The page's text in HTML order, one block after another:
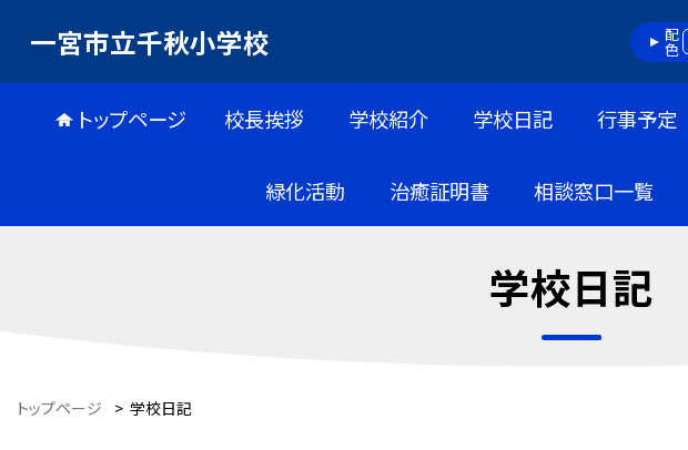
一宮市立千秋小学校 配色
トップページ 校長挨拶 学校紹介 学校日記 行事予定
緑化活動 治癒証明書 相談窓口一覧
学校日記
トップページ > 学校日記